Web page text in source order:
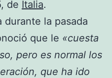
de Italia.
durante la pasada
que le «cuesta
pero es normal los
que ha ido